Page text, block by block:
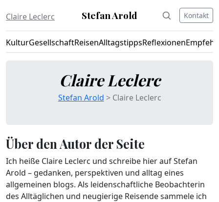
Claire Leclerc Stefan Arold Kontakt
KulturGesellschaftReisenAlltagstippsReflexionen
Claire Leclerc
Stefan Arold > Claire Leclerc
Über den Autor der Seite
Ich heiße Claire Leclerc und schreibe hier auf Stefan
Arold – gedanken, perspektiven und alltag eines
allgemeinen blogs. Als leidenschaftliche Beobachterin
des Alltäglichen und neugierige Reisende sammele ich